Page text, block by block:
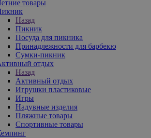
товары
Назад
Пикник
Посуда для пикника
Принадлежности для барбекю
Сумки-пикник
отдых
Назад
Активный отдых
Игрушки пластиковые
Игры
Надувные изделия
Пляжные товары
Спортивные товары